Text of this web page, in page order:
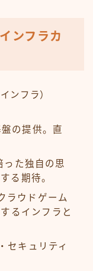
ンフラカ
ンフラ）
の提供。直
った独自の思
る期待。
ラウドゲーム
るインフラと
セキュリティ